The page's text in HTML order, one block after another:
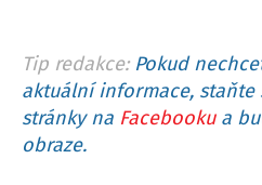
Tip redakce: Pokud
aktuální informace, staňte
stránky na Facebookua
obraze.